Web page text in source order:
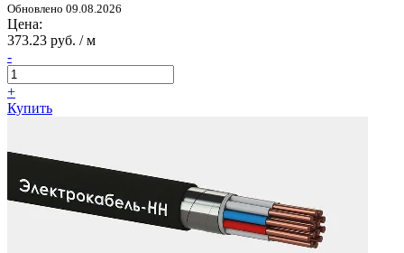
Обновлено 09.08.2026
Цена:
373.23 руб. / м
-
+
Купить